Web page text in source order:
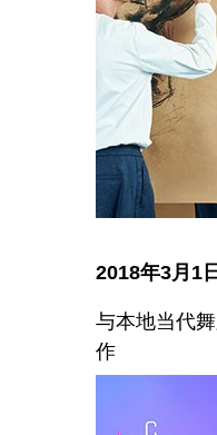
2018年3月1日
与本地当代
作